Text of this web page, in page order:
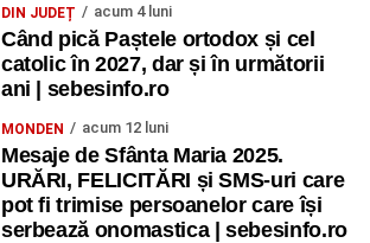
DIN JUDEȚ acum 4 luni
Când pică Paștele ortodox și cel
catolic în 2027, dar și în următorii
ani | sebesinfo.ro
MONDEN acum 12 luni
Mesaje de Sfânta Maria 2025.
URĂRI, FELICITĂRI și SMS-uri care
pot fi trimise persoanelor care își
serbează onomastica | sebesinfo.ro